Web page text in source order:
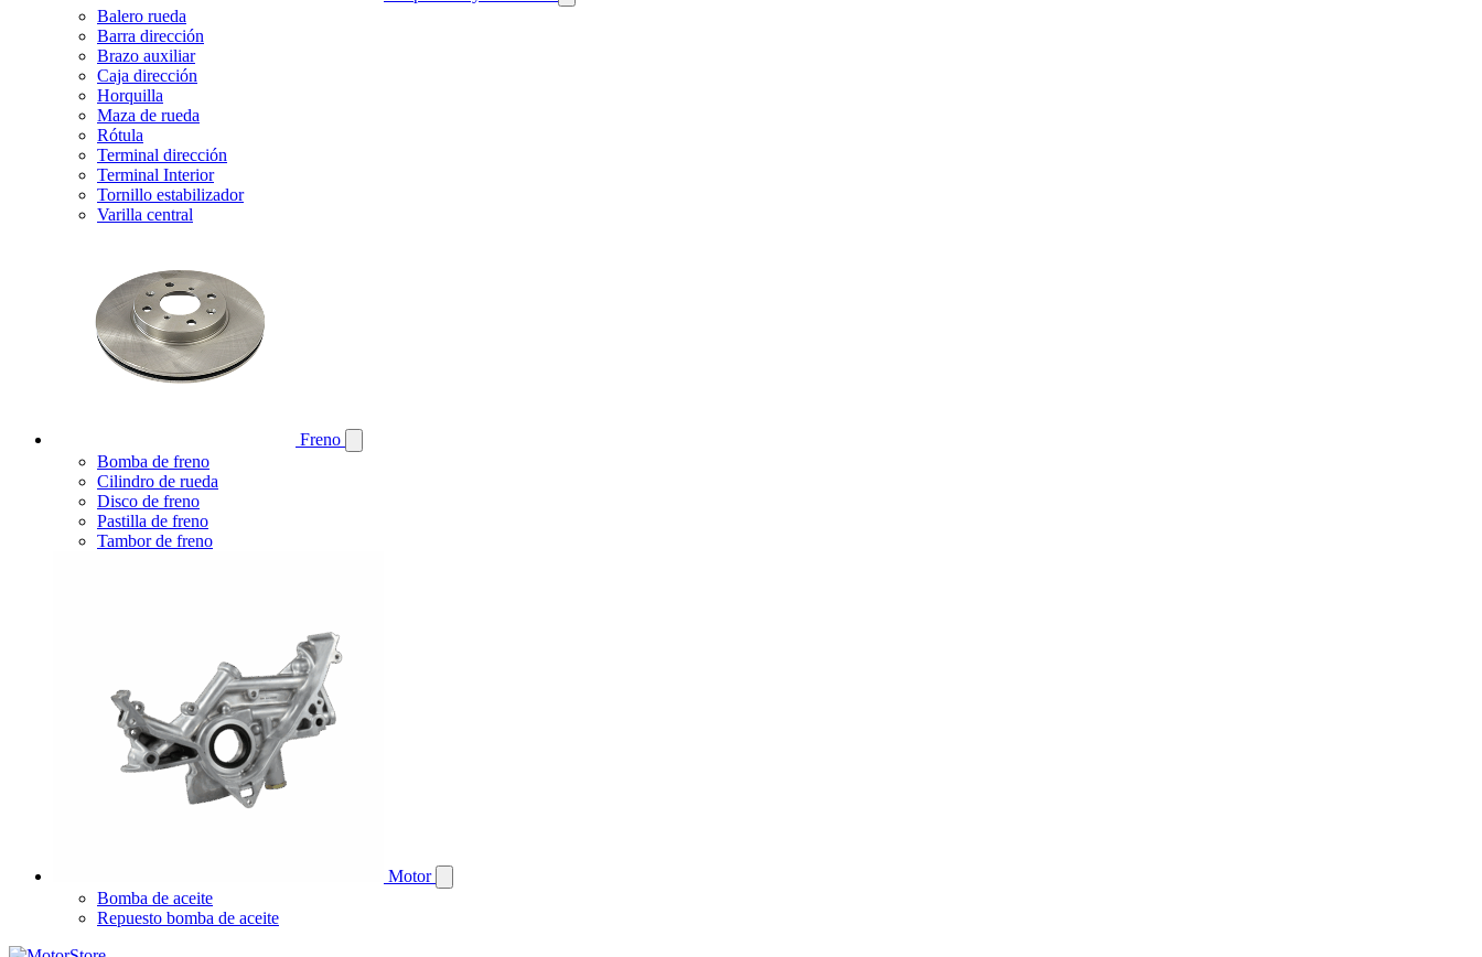
Balero rueda
Barra dirección
Brazo auxiliar
Caja dirección
Horquilla
Maza de rueda
Rótula
Terminal dirección
Terminal Interior
Tornillo estabilizador
Varilla central
Freno
Bomba de freno
Cilindro de rueda
Disco de freno
Pastilla de freno
Tambor de freno
Motor
Bomba de aceite
Repuesto bomba de aceite